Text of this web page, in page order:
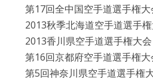
第17回全中国空手道選手権大
2013秋季北海道空手道選手
2013香川県空手道選手権大会
第16回京都府空手道選手権大
第5回神奈川県空手道選手権